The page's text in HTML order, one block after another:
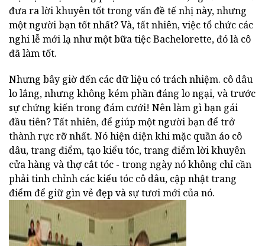
đưa ra lời khuyên tốt trong vấn đề tế nhị này, nhưng
một người bạn tốt nhất? Và, tất nhiên, việc tổ chức các
nghi lễ mới lạ như một bữa tiệc Bachelorette, đó là cô
đã làm tốt.
Nhưng bây giờ đến các dữ liệu có trách nhiệm. cô dâu
lo lắng, nhưng không kém phần đáng lo ngại, và trước
sự chứng kiến trong đám cưới! Nên làm gì bạn gái
đầu tiên? Tất nhiên, để giúp một người bạn để trở
thành rực rỡ nhất. Nó hiện diện khi mặc quần áo cô
dâu, trang điểm, tạo kiểu tóc, trang điểm lời khuyên
cửa hàng và thợ cắt tóc - trong ngày nó không chỉ cần
phải tinh chỉnh các kiểu tóc cô dâu, cập nhật trang
điểm để giữ gìn vẻ đẹp và sự tươi mới của nó.